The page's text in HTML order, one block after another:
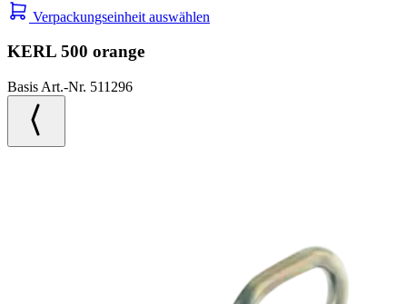
Verpackungseinheit auswählen
KERL 500 orange
Basis Art.-Nr. 511296